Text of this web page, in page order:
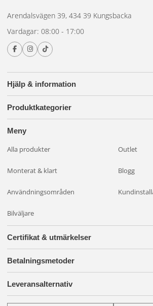
Hjälp & information
Produktkategorier
Meny
Alla produkter Outlet
Monterat & klart Blogg
Användningsområden
Bilväljare
Arendalsvägen 39, 434 39 Kungsbacka
Vardagar: 08:00 - 17:00
Certifikat & utmärkelser
Betalningsmetoder
Leveransalternativ